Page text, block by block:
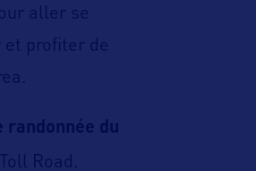
aller se
et profiter de
randonnée du
Road.